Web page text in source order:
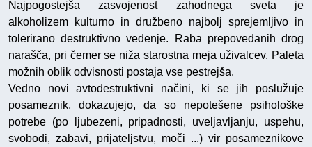
Najpogostejša zasvojenost zahodnega sveta je
alkoholizem kulturno in družbeno najbolj sprejemljivo in
tolerirano destruktivno vedenje. Raba prepovedanih drog
narašča, pri čemer se niža starostna meja uživalcev. Paleta
možnih oblik odvisnosti postaja vse pestrejša.
Vedno novi avtodestruktivni načini, ki se jih poslužuje
posameznik, dokazujejo, da so nepotešene psihološke
potrebe (po ljubezeni, pripadnosti, uveljavljanju, uspehu,
svobodi, zabavi, prijateljstvu, moči ...) vir posameznikove